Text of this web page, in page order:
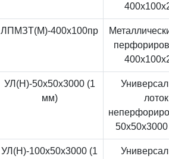
ЛПМЗТ(М)-400x100пр
УЛ(Н)-50x50x3000 (1
мм)
лоток
УЛ(Н)-100x50x3000 (1